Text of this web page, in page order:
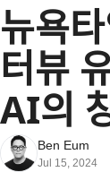
터뷰
AI의
Ben Eum
Jul 15, 2024